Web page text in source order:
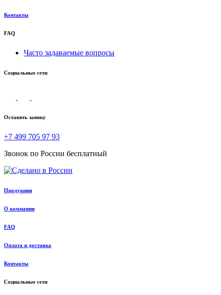
Контакты
FAQ
Часто задаваемые вопросы
Социальные сети
Оставить заявку
+7 499 705 97 93
Звонок по России бесплатный
Продукция
О компании
FAQ
Оплата и доставка
Контакты
Социальные сети